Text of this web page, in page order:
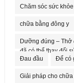
Chăm sóc sức khỏe
chữa bằng đông y
Dưỡng đúng – Thở
đã có thể thay đổi
Đau đầu
Để có
Giải pháp cho